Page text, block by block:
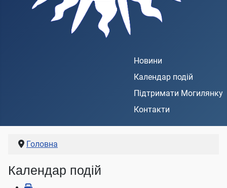
Новини
Календар подій
Підтримати Могилянку
Контакти
Головна
Календар подій